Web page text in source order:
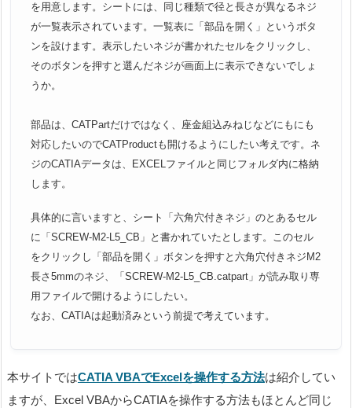
を用意します。シートには、
同じ種類で径と長さが異なるネジ
が一覧表示されています。一覧表に「部品を開く」というボタ
ンを設けます。表示したいネジが書かれたセルをクリックし、
そのボタンを押すと選んだネジが画面上に表示できないでしょ
うか。
部品は、CATPartだけではなく、 座金組込みねじなどにもにも
対応したいのでCATProductも開けるようにしたい考えです。ネ
ジのCATIAデータは、
EXCELファイルと同じフォルダ内に格納
します。
具体的に言いますと、シート「六角穴付きネジ」のとあるセル
に「SCREW-M2-L5_CB」と書かれていたとします。
このセル
をクリックし「部品を開く」ボタンを押すと六角穴付きネジM2
長さ5mmのネジ、「SCREW-M2-L5_CB.catpart」 が読み取り専
用ファイルで開けるようにしたい。
なお、CATIAは起動済みという前提で考えています。
本サイトではCATIA VBAでExcelを操作する方法は紹介してい
ますが、Excel VBAからCATIAを操作する方法もほとんど同じ